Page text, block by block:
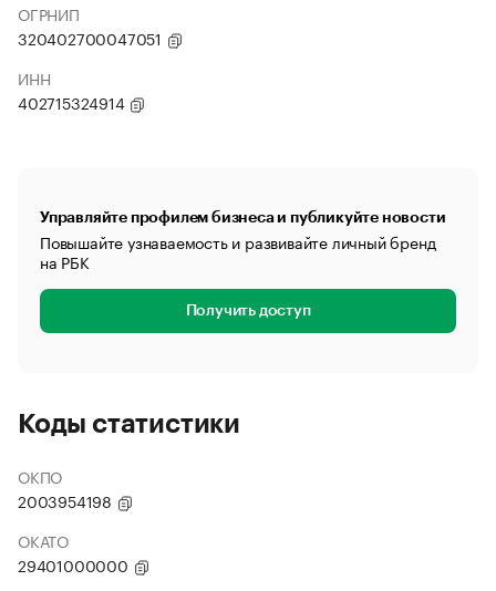
ОГРНИП
320402700047051
ИНН
402715324914
Управляйте профилем бизнеса и публикуйте новости
Повышайте узнаваемость и развивайте личный бренд
на РБК
Получить доступ
Коды статистики
ОКПО
2003954198
ОКАТО
29401000000